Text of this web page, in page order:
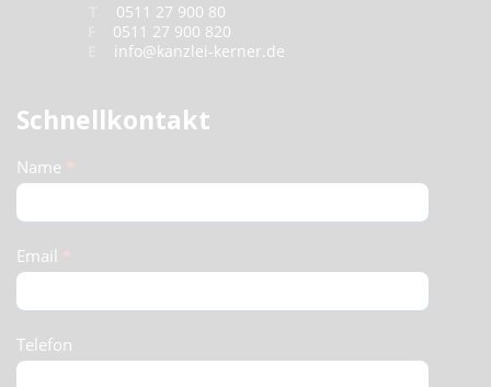
0511 27 900 80
0511 27 900 820
info@kanzlei-kerner.de
Schnellkontakt
Schnellkontakt
(Footer)
Name *
Email *
Telefon